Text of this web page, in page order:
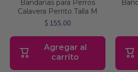
Bandanas para Perros
Calavera Perrito Talla M
$ 155.00
Agregar al
carrito